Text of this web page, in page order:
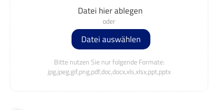
Datei hier ablegen
Datei auswählen
Bitte nutzen Sie nur folgende Formate:
jpg,jpeg,gif,png,pdf,doc,docx,xls,xlsx,ppt,pptx